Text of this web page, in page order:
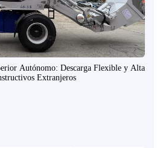
Autónomo: Descarga Flexible y Alta
Extranjeros